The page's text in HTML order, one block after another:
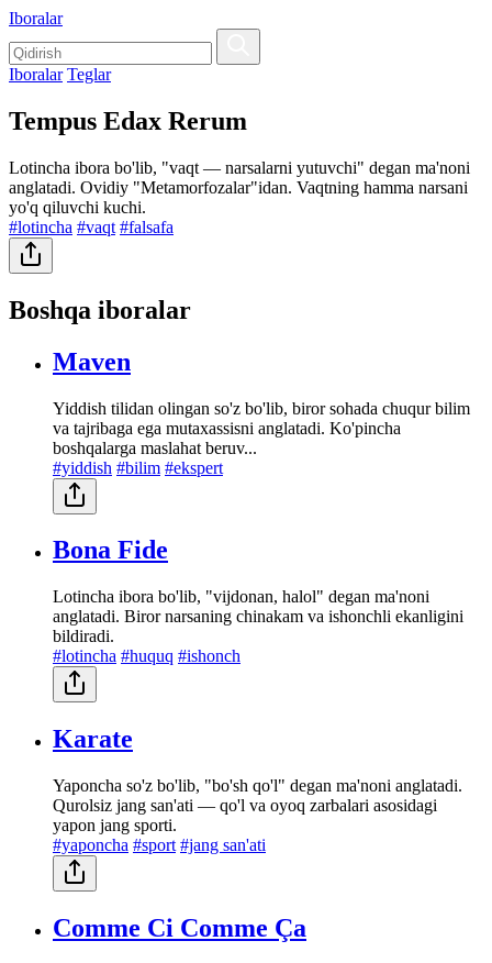
Iboralar
Iboralar Teglar
Tempus Edax Rerum
Lotincha ibora bo'lib, "vaqt — narsalarni yutuvchi" degan ma'noni
anglatadi. Ovidiy "Metamorfozalar"idan. Vaqtning hamma narsani
yo'q qiluvchi kuchi.
#lotincha #vaqt #falsafa
Boshqa iboralar
Maven
Yiddish tilidan olingan so'z bo'lib, biror sohada chuqur bilim
va tajribaga ega mutaxassisni anglatadi. Ko'pincha
boshqalarga maslahat beruv...
#yiddish #bilim #ekspert
Bona Fide
Lotincha ibora bo'lib, "vijdonan, halol" degan ma'noni
anglatadi. Biror narsaning chinakam va ishonchli ekanligini
bildiradi.
#lotincha #huquq #ishonch
Karate
Yaponcha so'z bo'lib, "bo'sh qo'l" degan ma'noni anglatadi.
Qurolsiz jang san'ati — qo'l va oyoq zarbalari asosidagi
yapon jang sporti.
#yaponcha #sport #jang san'ati
Comme Ci Comme Ça